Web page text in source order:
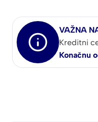
VAŽNA
Kreditni
Konačnu